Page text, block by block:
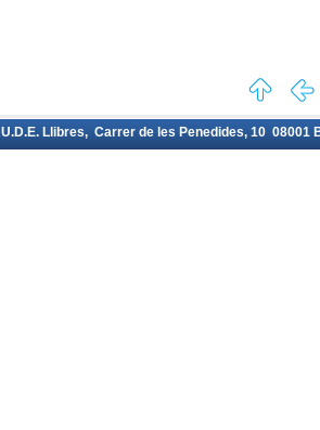
U.D.E. Llibres, Carrer de les Penedides, 10 08001